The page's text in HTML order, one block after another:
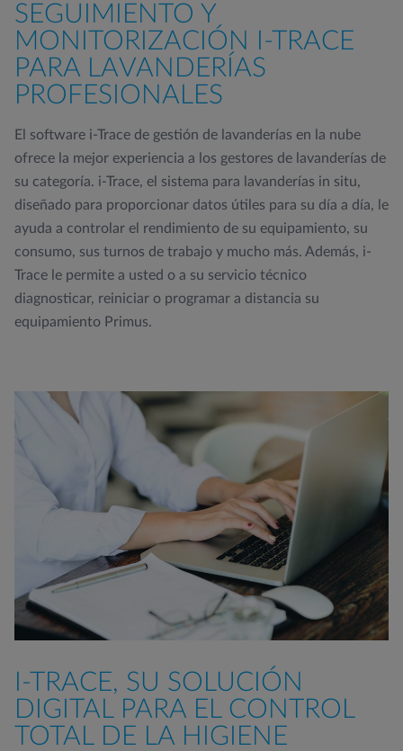
SEGUIMIENTO Y
MONITORIZACIÓN I-TRACE
PARA LAVANDERÍAS
PROFESIONALES
El software i-Trace de gestión de lavanderías en la nube
ofrece la mejor experiencia a los gestores de lavanderías de
su categoría. i-Trace, el sistema para lavanderías in situ,
diseñado para proporcionar datos útiles para su día a día, le
ayuda a controlar el rendimiento de su equipamiento, su
consumo, sus turnos de trabajo y mucho más. Además, i-
Trace le permite a usted o a su servicio técnico
diagnosticar, reiniciar o programar a distancia su
equipamiento Primus.
I-TRACE, SU SOLUCIÓN
DIGITAL PARA EL CONTROL
TOTAL DE LA HIGIENE